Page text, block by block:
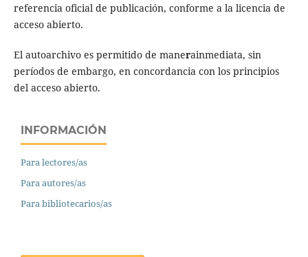
referencia oficial de publicación, conforme a la licencia de
acceso abierto.
El autoarchivo es permitido de manerainmediata, sin
períodos de embargo, en concordancia con los principios
del acceso abierto.
INFORMACIÓN
Para lectores/as
Para autores/as
Para bibliotecarios/as